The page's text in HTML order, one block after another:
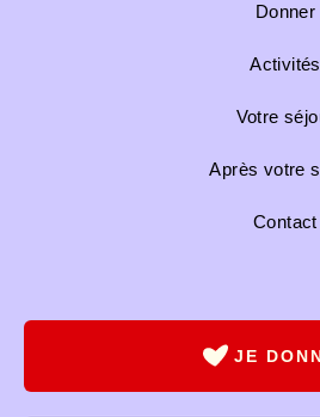
Donner
Activités
Votre
Après votre
Contact
JE